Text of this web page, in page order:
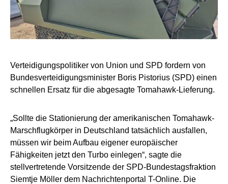
Verteidigungspolitiker von Union und SPD fordern von
Bundesverteidigungsminister Boris Pistorius (SPD) einen
schnellen Ersatz für die abgesagte Tomahawk-Lieferung.
„Sollte die Stationierung der amerikanischen Tomahawk-
Marschflugkörper in Deutschland tatsächlich ausfallen,
müssen wir beim Aufbau eigener europäischer
Fähigkeiten jetzt den Turbo einlegen“, sagte die
stellvertretende Vorsitzende der SPD-Bundestagsfraktion
Siemtje Möller dem Nachrichtenportal T-Online. Die